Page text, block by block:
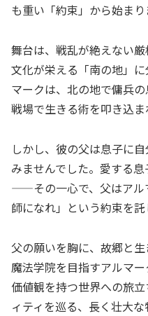
も重い「約束」から始まり
舞台は、戦乱が絶えない
文化が栄える「南の地」
マークは、北の地で傭兵
戦場で生きる術を叩き込ま
しかし、彼の父は息子に
みませんでした。愛する
——その一心で、父はアル
師になれ」という約束を託
父の願いを胸に、故郷と
魔法学院を目指すアルマ
価値観を持つ世界への旅
ィティを巡る、長く壮大